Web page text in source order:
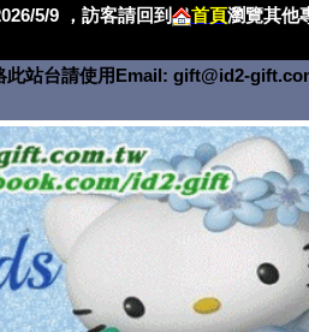
5/9 ，訪客請回到 首頁瀏覽其他
此站台請使用Email: gift@id2-